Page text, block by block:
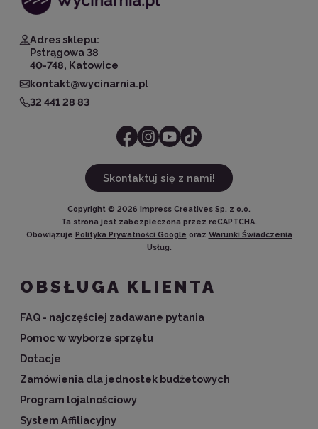
Adres sklepu:
Pstrągowa 38
40-748, Katowice
kontakt@wycinarnia.pl
32 441 28 83
Skontaktuj się z nami!
Copyright © 2026 Impress Creatives Sp. z o.o.
Ta strona jest zabezpieczona przez reCAPTCHA.
Obowiązuje Polityka Prywatności Google oraz Warunki Świadczenia
Usług.
OBSŁUGA KLIENTA
FAQ - najczęściej zadawane pytania
Pomoc w wyborze sprzętu
Dotacje
Zamówienia dla jednostek budżetowych
Program lojalnościowy
System Affiliacyjny